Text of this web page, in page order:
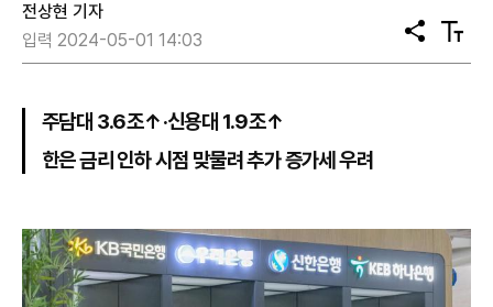
전상현 기자
입력 2024-05-01 14:03
공
유
텍
스
주담대 3.6조↑·신용대 1.9조↑
한은 금리 인하 시점 맞물려 추가 증가세 우려